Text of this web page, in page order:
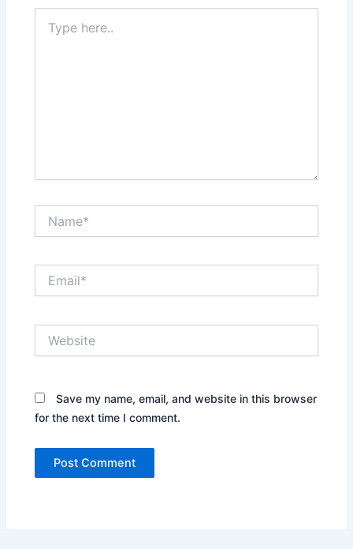
here..
Save my name, email, and website in this browser
for the next time I comment.